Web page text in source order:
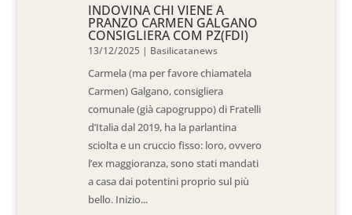
INDOVINA CHI VIENE A
PRANZO CARMEN GALGANO
CONSIGLIERA COM PZ(FDI)
13/12/2025 | Basilicatanews
Carmela (ma per favore chiamatela
Carmen) Galgano, consigliera
comunale (già capogruppo) di Fratelli
d’Italia dal 2019, ha la parlantina
sciolta e un cruccio fisso: loro, ovvero
l’ex maggioranza, sono stati mandati
a casa dai potentini proprio sul più
bello. Inizio...